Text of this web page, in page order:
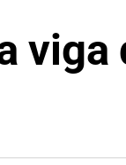
viga